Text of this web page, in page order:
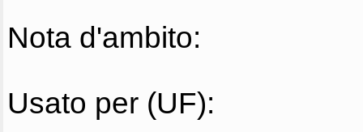
Nota d'ambito:
Usato per (UF):